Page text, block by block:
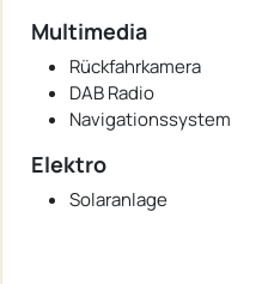
Multimedia
Rückfahrkamera
DAB Radio
Navigationssystem
Elektro
Solaranlage